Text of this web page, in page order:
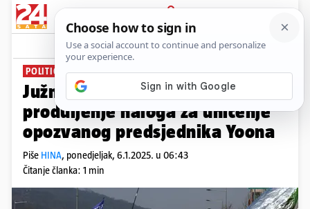
PRIJAVA
News Komentari
POLITIČKA KRIZA
Južnokorejski istražitelji traže
produljenje naloga za uhićenje
opozvanog predsjednika Yoona
Piše HINA, ponedjeljak, 6.1.2025. u 06:43
Čitanje članka: 1 min